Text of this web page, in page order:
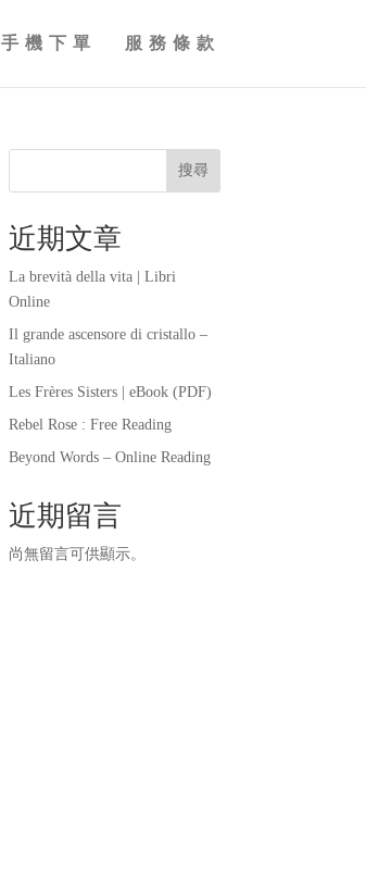
手機下單 服務條款
搜尋
近期文章
La brevità della vita | Libri
Online
Il grande ascensore di cristallo –
Italiano
Les Frères Sisters | eBook (PDF)
Rebel Rose : Free Reading
Beyond Words – Online Reading
近期留言
尚無留言可供顯示。